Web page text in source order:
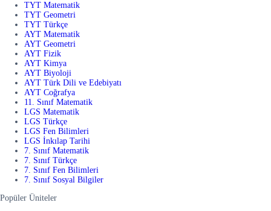
TYT Matematik
TYT Geometri
TYT Türkçe
AYT Matematik
AYT Geometri
AYT Fizik
AYT Kimya
AYT Biyoloji
AYT Türk Dili ve Edebiyatı
AYT Coğrafya
11. Sınıf Matematik
LGS Matematik
LGS Türkçe
LGS Fen Bilimleri
LGS İnkılap Tarihi
7. Sınıf Matematik
7. Sınıf Türkçe
7. Sınıf Fen Bilimleri
7. Sınıf Sosyal Bilgiler
Popüler Üniteler